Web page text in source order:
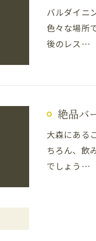
バルダイニ
色々な場所
後のレス…
絶品バ
大森にある
ちろん、飲
でしょう…